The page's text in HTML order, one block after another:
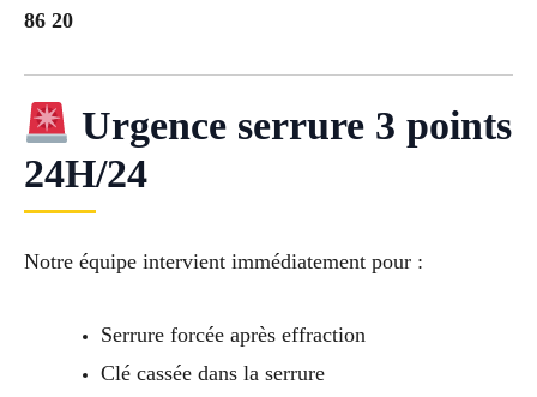
86 20
Urgence serrure 3 points
24H/24
Notre équipe intervient immédiatement pour :
Serrure forcée après effraction
Clé cassée dans la serrure